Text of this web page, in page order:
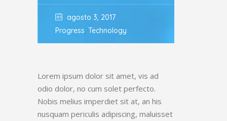
agosto 3, 2017
Progress, Technology
Lorem ipsum dolor sit amet, vis ad
odio dolor, no cum solet perfecto.
Nobis melius imperdiet sit at, an his
nusquam periculis adipiscing, maluisset